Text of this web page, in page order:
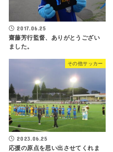
2017.06.25
齋藤芳行監督、ありがとうござい
ました。
その他サッカー
2023.06.25
応援の原点を思い出させてくれま